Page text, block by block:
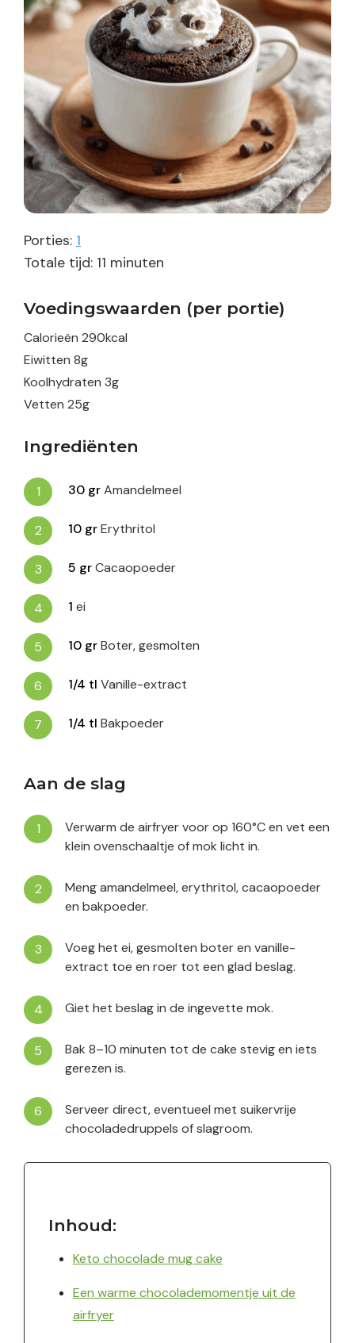
Porties: 1
Totale tijd: 11 minuten
minuten
Voedingswaarden (per portie)
Calorieën 290kcal
Eiwitten 8g
Koolhydraten 3g
Vetten 25g
Ingrediënten
30 grAmandelmeel
10 grErythritol
5 grCacaopoeder
1 ei
10 grBoter, gesmolten
1/4 tl Vanille-extract
1/4 tl Bakpoeder
Aan de slag
Verwarm de airfryer voor op 160°C en vet een
klein ovenschaaltje of mok licht in.
Meng amandelmeel, erythritol, cacaopoeder
en bakpoeder.
Voeg het ei, gesmolten boter en vanille-
extract toe en roer tot een glad beslag.
Giet het beslag in de ingevette mok.
Bak 8–10 minuten tot de cake stevig en iets
gerezen is.
Serveer direct, eventueel met suikervrije
chocoladedruppels of slagroom.
Inhoud:
Keto chocolade mug cake
Een warme chocolademomentje uit de
airfryer